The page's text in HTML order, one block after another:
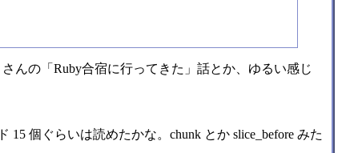
んの「Ruby合宿に行ってきた」話とか、ゆるい感じ
個ぐらいは読めたかな。chunk とか slice_before みた